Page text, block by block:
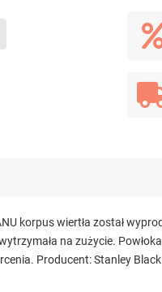
korpus wiertła został
na zużycie.
Producent: Stanley Black